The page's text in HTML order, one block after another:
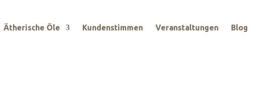
Ätherische Öle Kundenstimmen Veranstaltungen Blog